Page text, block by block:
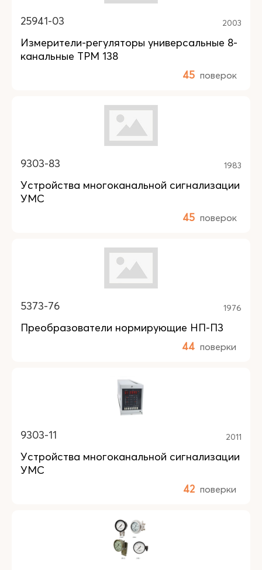
25941-03 2003
Измерители-регуляторы универсальные 8-
канальные ТРМ 138
45 поверок
9303-83 1983
Устройства многоканальной сигнализации
УМС
45 поверок
5373-76 1976
Преобразователи нормирующие НП-П3
44 поверки
9303-11 2011
Устройства многоканальной сигнализации
УМС
42 поверки